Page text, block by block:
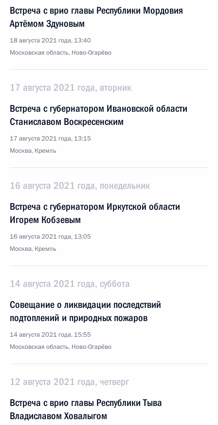
Встреча с врио главы Республики Мордовия
Артёмом Здуновым
18 августа 2021 года, 13:40
Московская область, Ново-Огарёво
17 августа 2021 года, вторник
Встреча с губернатором Ивановской области
Станиславом Воскресенским
17 августа 2021 года, 13:15
Москва, Кремль
16 августа 2021 года, понедельник
Встреча с губернатором Иркутской области
Игорем Кобзевым
16 августа 2021 года, 13:05
Москва, Кремль
14 августа 2021 года, суббота
Совещание о ликвидации последствий
подтоплений и природных пожаров
14 августа 2021 года, 15:55
Московская область, Ново-Огарёво
12 августа 2021 года, четверг
Встреча с врио главы Республики Тыва
Владиславом Ховалыгом